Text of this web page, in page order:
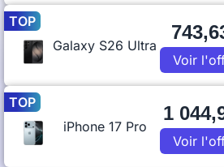
TOP
Galaxy S26 Ultra
Voir
TOP
iPhone 17 Pro
1
Voir